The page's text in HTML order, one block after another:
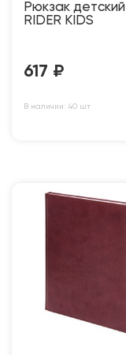
Рюкзак детский
RIDER KIDS
617 ₽
В наличии: 40 шт